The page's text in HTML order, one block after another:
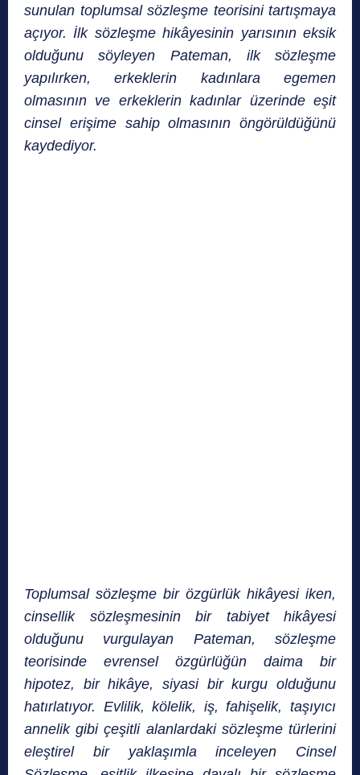
sunulan toplumsal sözleşme teorisini tartışmaya
açıyor. İlk sözleşme hikâyesinin yarısının eksik
olduğunu söyleyen Pateman, ilk sözleşme
yapılırken, erkeklerin kadınlara egemen
olmasının ve erkeklerin kadınlar üzerinde eşit
cinsel erişime sahip olmasının öngörüldüğünü
kaydediyor.
Toplumsal sözleşme bir özgürlük hikâyesi iken,
cinsellik sözleşmesinin bir tabiyet hikâyesi
olduğunu vurgulayan Pateman, sözleşme
teorisinde evrensel özgürlüğün daima bir
hipotez, bir hikâye, siyasi bir kurgu olduğunu
hatırlatıyor. Evlilik, kölelik, iş, fahişelik, taşıyıcı
annelik gibi çeşitli alanlardaki sözleşme türlerini
eleştirel bir yaklaşımla inceleyen Cinsel